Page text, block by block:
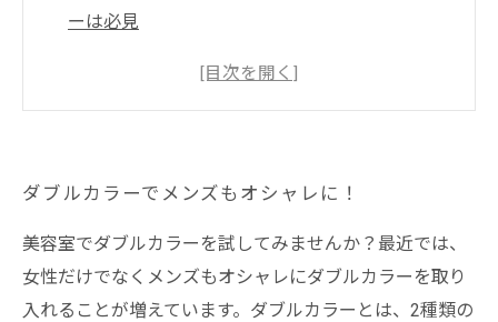
ーは必見
ヘアカラー初心者でも簡単にできる！メンズダ
一歩先を行くオシャレ男子に！ダブルカラーヘ
アで目立とう
ダブルカラーでメンズもオシャレに！
美容室でダブルカラーを試してみませんか？最近では、
女性だけでなくメンズもオシャレにダブルカラーを取り
入れることが増えています。ダブルカラーとは、2種類の